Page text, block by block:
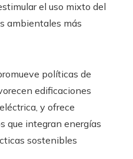
el uso mixto del
ambientales más
políticas de
edificaciones
y ofrece
que integran energías
sostenibles